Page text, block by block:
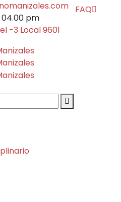
04.00 pm
-3 Local 9601
FAQ